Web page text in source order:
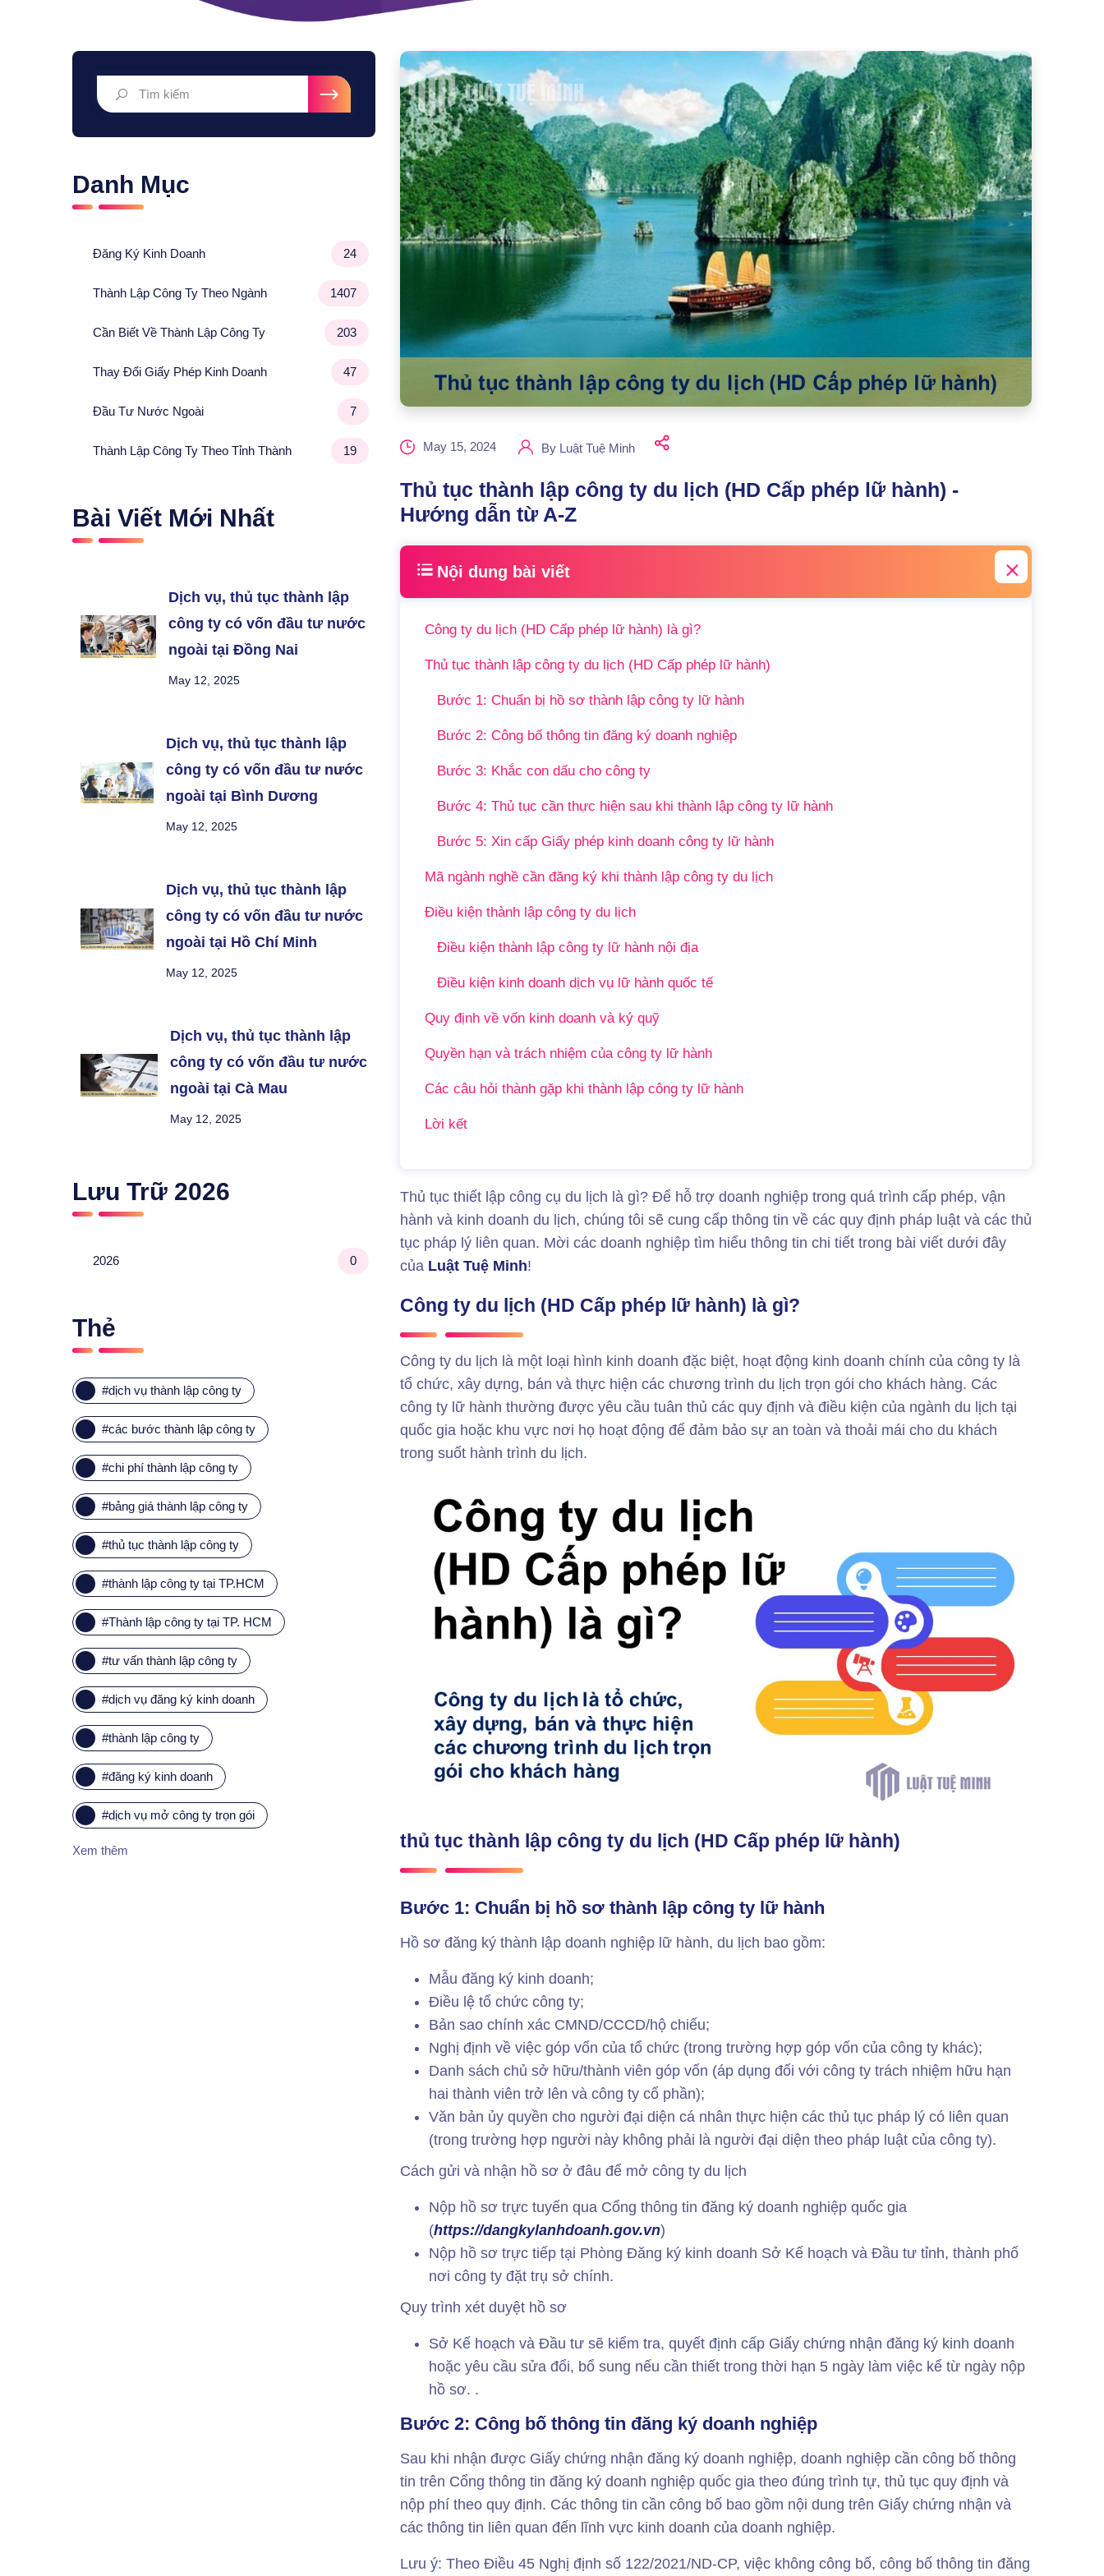
Danh Mục
Đăng Ký Kinh Doanh 24
Thành Lập Công Ty Theo Ngành 1407
Cần Biết Về Thành Lập Công Ty 203
Thay Đổi Giấy Phép Kinh Doanh 47
Đầu Tư Nước Ngoài 7
Thành Lập Công Ty Theo Tỉnh Thành 19
Bài Viết Mới Nhất
Dịch vụ, thủ tục thành lập
công ty có vốn đầu tư nước
ngoài tại Đồng Nai
May 12, 2025
Dịch vụ, thủ tục thành lập
công ty có vốn đầu tư nước
ngoài tại Bình Dương
May 12, 2025
Dịch vụ, thủ tục thành lập
công ty có vốn đầu tư nước
ngoài tại Hồ Chí Minh
May 12, 2025
Dịch vụ, thủ tục thành lập
công ty có vốn đầu tư nước
ngoài tại Cà Mau
May 12, 2025
Lưu Trữ 2026
2026 0
Thẻ
#dịch vụ thành lập công ty
#các bước thành lập công ty
#chi phí thành lập công ty
#bảng giá thành lập công ty
#thủ tục thành lập công ty
#thành lập công ty tại TP.HCM
#Thành lập công ty tại TP. HCM
#tư vấn thành lập công ty
#dịch vụ đăng ký kinh doanh
#thành lập công ty
#đăng ký kinh doanh
#dịch vụ mở công ty trọn gói
Xem thêm
May 15, 2024 By Luật Tuệ Minh
Thủ tục thành lập công ty du lịch (HD Cấp phép lữ hành) -
Hướng dẫn từ A-Z
Nội dung bài viết
Công ty du lịch (HD Cấp phép lữ hành) là gì?
Thủ tục thành lập công ty du lịch (HD Cấp phép lữ hành)
Bước 1: Chuẩn bị hồ sơ thành lập công ty lữ hành
Bước 2: Công bố thông tin đăng ký doanh nghiệp
Bước 3: Khắc con dấu cho công ty
Bước 4: Thủ tục cần thực hiện sau khi thành lập công ty lữ hành
Bước 5: Xin cấp Giấy phép kinh doanh công ty lữ hành
Mã ngành nghề cần đăng ký khi thành lập công ty du lịch
Điều kiện thành lập công ty du lịch
Điều kiện thành lập công ty lữ hành nội địa
Điều kiện kinh doanh dịch vụ lữ hành quốc tế
Quy định về vốn kinh doanh và ký quỹ
Quyền hạn và trách nhiệm của công ty lữ hành
Các câu hỏi thành gặp khi thành lập công ty lữ hành
Lời kết
Thủ tục thiết lập công cụ du lịch là gì? Để hỗ trợ doanh nghiệp trong quá trình cấp phép, vận
hành và kinh doanh du lịch, chúng tôi sẽ cung cấp thông tin về các quy định pháp luật và các thủ
tục pháp lý liên quan. Mời các doanh nghiệp tìm hiểu thông tin chi tiết trong bài viết dưới đây
của Luật Tuệ Minh!
Công ty du lịch (HD Cấp phép lữ hành) là gì?
Công ty du lịch là một loại hình kinh doanh đặc biệt, hoạt động kinh doanh chính của công ty là
tổ chức, xây dựng, bán và thực hiện các chương trình du lịch trọn gói cho khách hàng. Các
công ty lữ hành thường được yêu cầu tuân thủ các quy định và điều kiện của ngành du lịch tại
quốc gia hoặc khu vực nơi họ hoạt động để đảm bảo sự an toàn và thoải mái cho du khách
trong suốt hành trình du lịch.
thủ tục thành lập công ty du lịch (HD Cấp phép lữ hành)
Bước 1: Chuẩn bị hồ sơ thành lập công ty lữ hành
Hồ sơ đăng ký thành lập doanh nghiệp lữ hành, du lịch bao gồm:
Mẫu đăng ký kinh doanh;
Điều lệ tổ chức công ty;
Bản sao chính xác CMND/CCCD/hộ chiếu;
Nghị định về việc góp vốn của tổ chức (trong trường hợp góp vốn của công ty khác);
Danh sách chủ sở hữu/thành viên góp vốn (áp dụng đối với công ty trách nhiệm hữu hạn
hai thành viên trở lên và công ty cổ phần);
Văn bản ủy quyền cho người đại diện cá nhân thực hiện các thủ tục pháp lý có liên quan
(trong trường hợp người này không phải là người đại diện theo pháp luật của công ty).
Cách gửi và nhận hồ sơ ở đâu để mở công ty du lịch
Nộp hồ sơ trực tuyến qua Cổng thông tin đăng ký doanh nghiệp quốc gia
(https://dangkylanhdoanh.gov.vn)
Nộp hồ sơ trực tiếp tại Phòng Đăng ký kinh doanh Sở Kế hoạch và Đầu tư tỉnh, thành phố
nơi công ty đặt trụ sở chính.
Quy trình xét duyệt hồ sơ
Sở Kế hoạch và Đầu tư sẽ kiểm tra, quyết định cấp Giấy chứng nhận đăng ký kinh doanh
hoặc yêu cầu sửa đổi, bổ sung nếu cần thiết trong thời hạn 5 ngày làm việc kể từ ngày nộp
hồ sơ. .
Bước 2: Công bố thông tin đăng ký doanh nghiệp
Sau khi nhận được Giấy chứng nhận đăng ký doanh nghiệp, doanh nghiệp cần công bố thông
tin trên Cổng thông tin đăng ký doanh nghiệp quốc gia theo đúng trình tự, thủ tục quy định và
nộp phí theo quy định. Các thông tin cần công bố bao gồm nội dung trên Giấy chứng nhận và
các thông tin liên quan đến lĩnh vực kinh doanh của doanh nghiệp.
Lưu ý: Theo Điều 45 Nghị định số 122/2021/ND-CP, việc không công bố, công bố thông tin đăng